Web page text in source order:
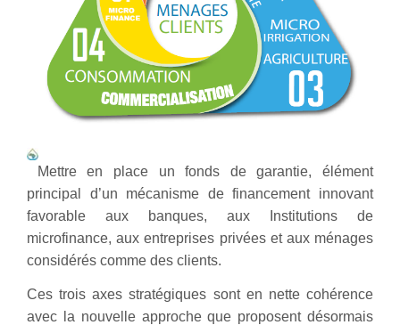
Mettre en place un fonds de garantie, élément
principal d’un mécanisme de financement innovant
favorable aux banques, aux Institutions de
microfinance, aux entreprises privées et aux ménages
considérés comme des clients.
Ces trois axes stratégiques sont en nette cohérence
avec la nouvelle approche que proposent désormais